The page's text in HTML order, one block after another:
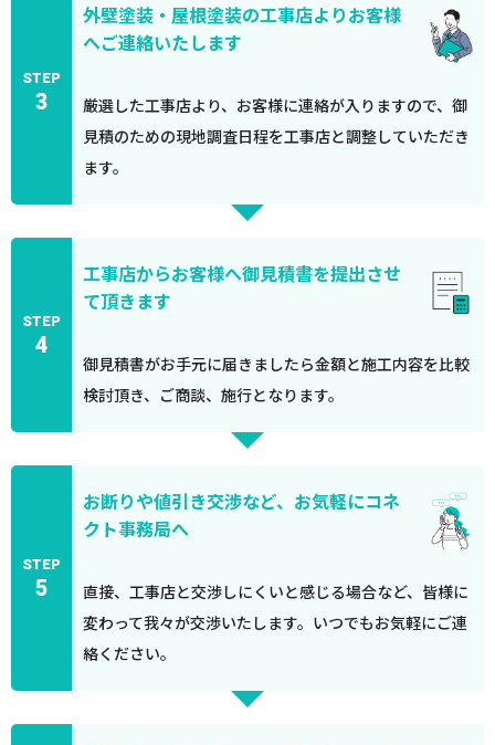
STEP
3
外壁塗装・屋根塗装の工事店よりお客様
へご連絡いたします
厳選した工事店より、お客様に連絡が入りますので、御
見積のための現地調査日程を工事店と調整していただき
ます。
STEP
4
工事店からお客様へ御見積書を提出させ
て頂きます
御見積書がお手元に届きましたら金額と施工内容を比較
検討頂き、ご商談、施行となります。
STEP
5
お断りや値引き交渉など、お気軽にコネ
クト事務局へ
直接、工事店と交渉しにくいと感じる場合など、皆様に
変わって我々が交渉いたします。いつでもお気軽にご連
絡ください。